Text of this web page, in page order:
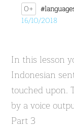
0+
16/10/2018
In this lesson
Indonesian
touched upon.
by a voice
Part 3